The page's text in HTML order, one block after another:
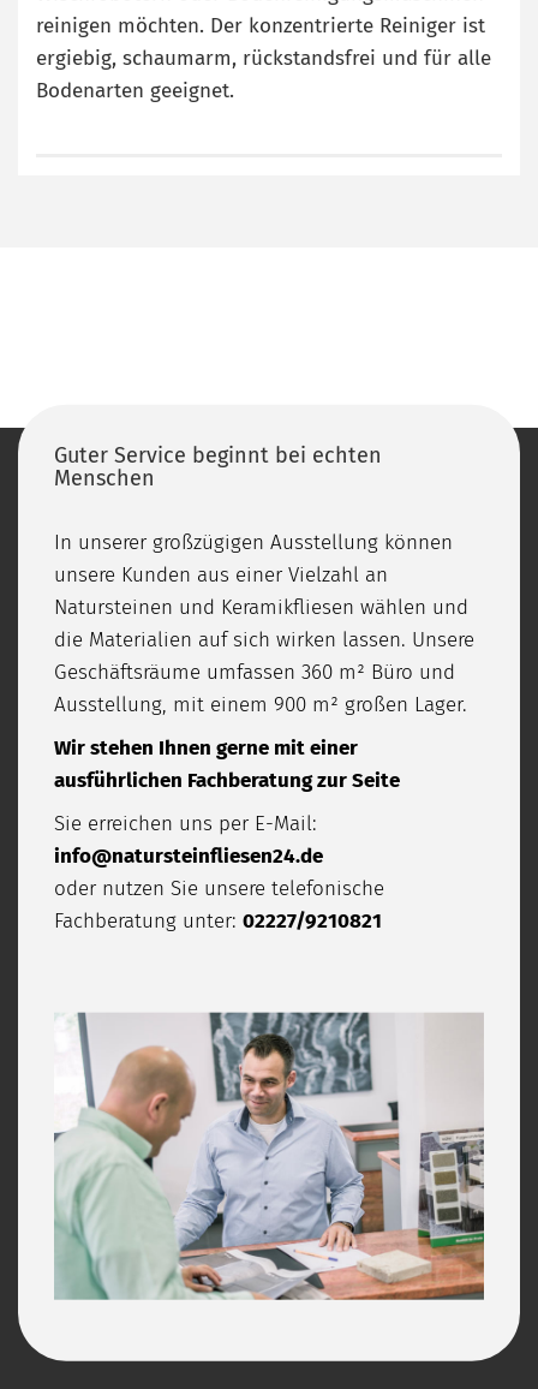
reinigen möchten. Der konzentrierte Reiniger ist
ergiebig, schaumarm, rückstandsfrei und für alle
Bodenarten geeignet.
Guter Service beginnt bei echten
Menschen
In unserer großzügigen Ausstellung können
unsere Kunden aus einer Vielzahl an
Natursteinen und Keramikfliesen wählen und
die Materialien auf sich wirken lassen. Unsere
Geschäftsräume umfassen 360 m² Büro und
Ausstellung, mit einem 900 m² großen Lager.
Wir stehen Ihnen gerne mit einer
ausführlichen Fachberatung zur Seite
Sie erreichen uns per E-Mail:
info@natursteinfliesen24.de
oder nutzen Sie unsere telefonische
Fachberatung unter: 02227/9210821